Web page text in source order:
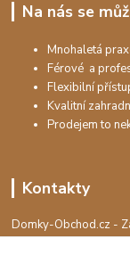
Na nás se
Mnohaletá
Férové a
Flexibilní
Kvalitní
Prodejem to
Kontakty
Domky-Obchod.cz -
+420 730 501